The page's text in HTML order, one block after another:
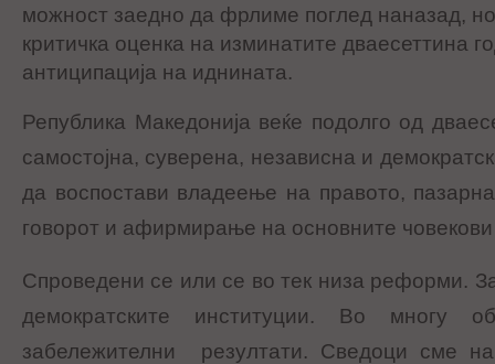
можност заедно да фрлиме поглед наназад,
критичка оценка на изминатите дваесеттина
антиципација на иднината.
Република Македонија веќе подолго од
самостојна, суверена, независна и
да воспостави владеење на правото,
говорот и афирмирање на основните
Спроведени се или се во тек низа реформи.
демократските институции. Во многу
забележителни резултати. Сведоци сме